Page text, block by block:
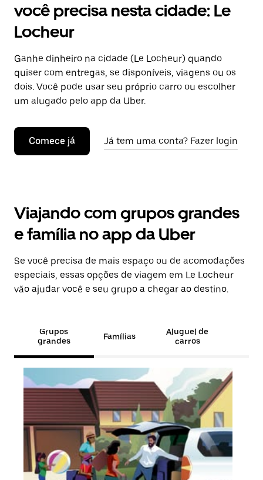
você precisa nesta cidade: Le
Locheur
Ganhe dinheiro na cidade (Le Locheur) quando
quiser com entregas, se disponíveis, viagens ou os
dois. Você pode usar seu próprio carro ou escolher
um alugado pelo app da Uber.
Comece já Já tem uma conta? Fazer login
Viajando com grupos grandes
e família no app da Uber
Se você precisa de mais espaço ou de acomodações
especiais, essas opções de viagem em Le Locheur
vão ajudar você e seu grupo a chegar ao destino.
Grupos
grandes
Famílias
Aluguel de
carros